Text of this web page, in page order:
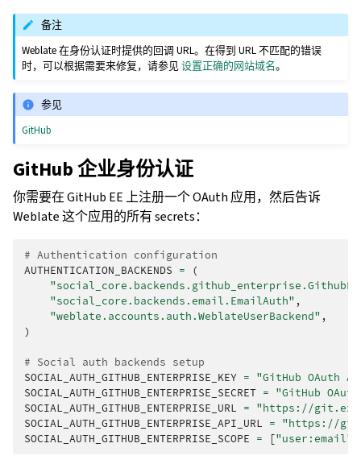
备注
Weblate 在身份认证时提供的回调 URL。在得到 URL 不匹配的错误
时，可以根据需要来修复，请参见设置正确的网站域名。
参见
GitHub
GitHub 企业身份认证
你需要在 GitHub EE 上注册一个 OAuth 应用，然后告诉
Weblate 这个应用的所有 secrets：
# Authentication configuration
AUTHENTICATION_BACKENDS =
(
"social_core.backends.email.EmailAuth" ,
"weblate.accounts.auth.WeblateUserBackend" ,
)
# Social auth backends setup
SOCIAL_AUTH_GITHUB_ENTERPRISE_KEY = "GitHub OAuth
SOCIAL_AUTH_GITHUB_ENTERPRISE_SECRET = "GitHub
SOCIAL_AUTH_GITHUB_ENTERPRISE_URL = "https://
SOCIAL_AUTH_GITHUB_ENTERPRISE_API_URL = "https://
SOCIAL_AUTH_GITHUB_ENTERPRISE_SCOPE = ["user:email"